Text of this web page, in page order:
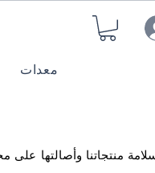
معدات